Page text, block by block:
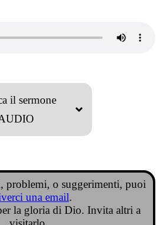
il sermone
problemi, o suggerimenti, puoi
una email.
la gloria di Dio. Invita altri a